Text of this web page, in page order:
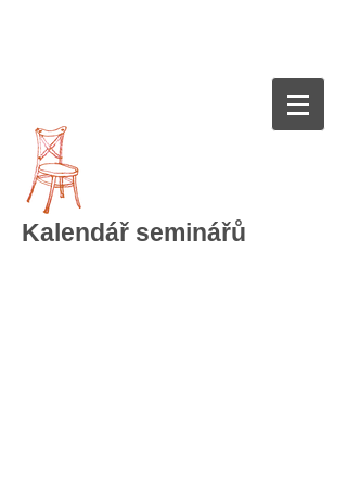
Kalendář seminářů